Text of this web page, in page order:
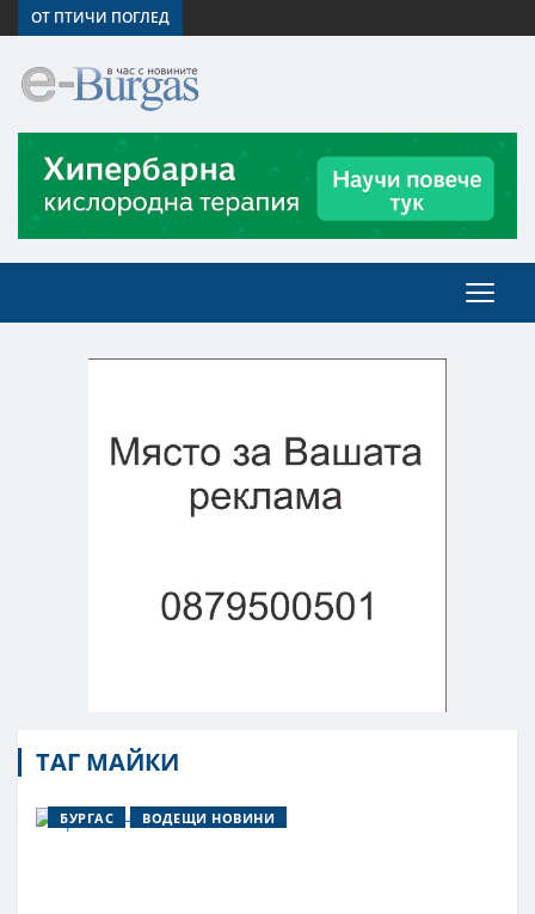
ОТ ПТИЧИ ПОГЛЕД
ТАГ МАЙКИ
БУРГАС ВОДЕЩИ НОВИНИ